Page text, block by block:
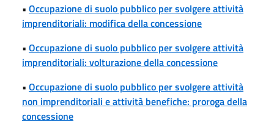
• Occupazione di suolo pubblico per svolgere attività
imprenditoriali: modifica della concessione
• Occupazione di suolo pubblico per svolgere attività
imprenditoriali: volturazione della concessione
• Occupazione di suolo pubblico per svolgere attività
non imprenditoriali e attività benefiche: proroga della
concessione